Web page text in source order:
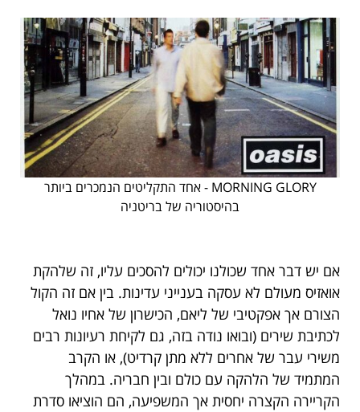
MORNING GLORY - אחד התקליטים הנמכרים ביותר
בהיסטוריה של בריטניה
אם יש דבר אחד שכולנו יכולים להסכים עליו, זה שלהקת
אואזיס מעולם לא עסקה בענייני עדינות. בין אם זה הקול
הצורם אך אפקטיבי של ליאם, הכישרון של אחיו נואל
לכתיבת שירים (ובואו נודה בזה, גם לקיחת רעיונות רבים
משירי עבר של אחרים ללא מתן קרדיט), או הקרב
המתמיד של הלהקה עם כולם ובין חבריה. במהלך
הקריירה הקצרה יחסית אך המשפיעה, הם הוציאו סדרת